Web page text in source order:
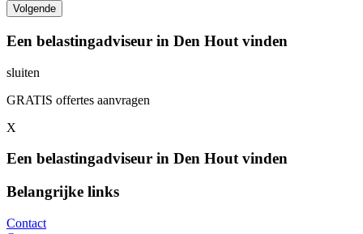
Een belastingadviseur in Den Hout vinden
sluiten
GRATIS offertes aanvragen
X
Een belastingadviseur in Den Hout vinden
Belangrijke links
Contact